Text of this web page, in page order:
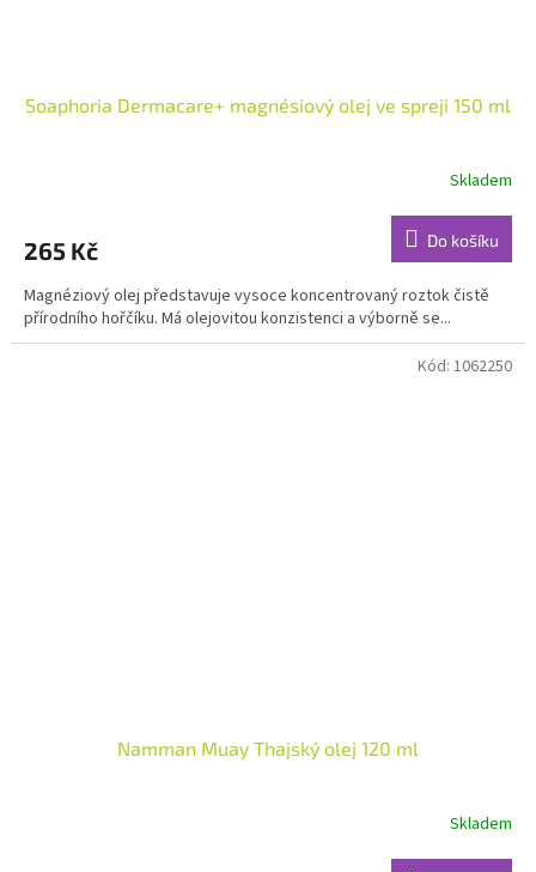
Soaphoria Dermacare+ magnésiový olej ve spreji 150 ml
je
z
5
hvězdiček.
Skladem
265 Kč Do košíku
Magnéziový olej představuje vysoce koncentrovaný roztok čistě
přírodního hořčíku. Má olejovitou konzistenci a výborně se...
Namman Muay Thajský olej 120 ml
Skladem
Kód: 1062250